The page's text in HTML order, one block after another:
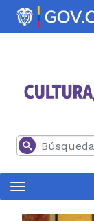
Pasar al
Buscar